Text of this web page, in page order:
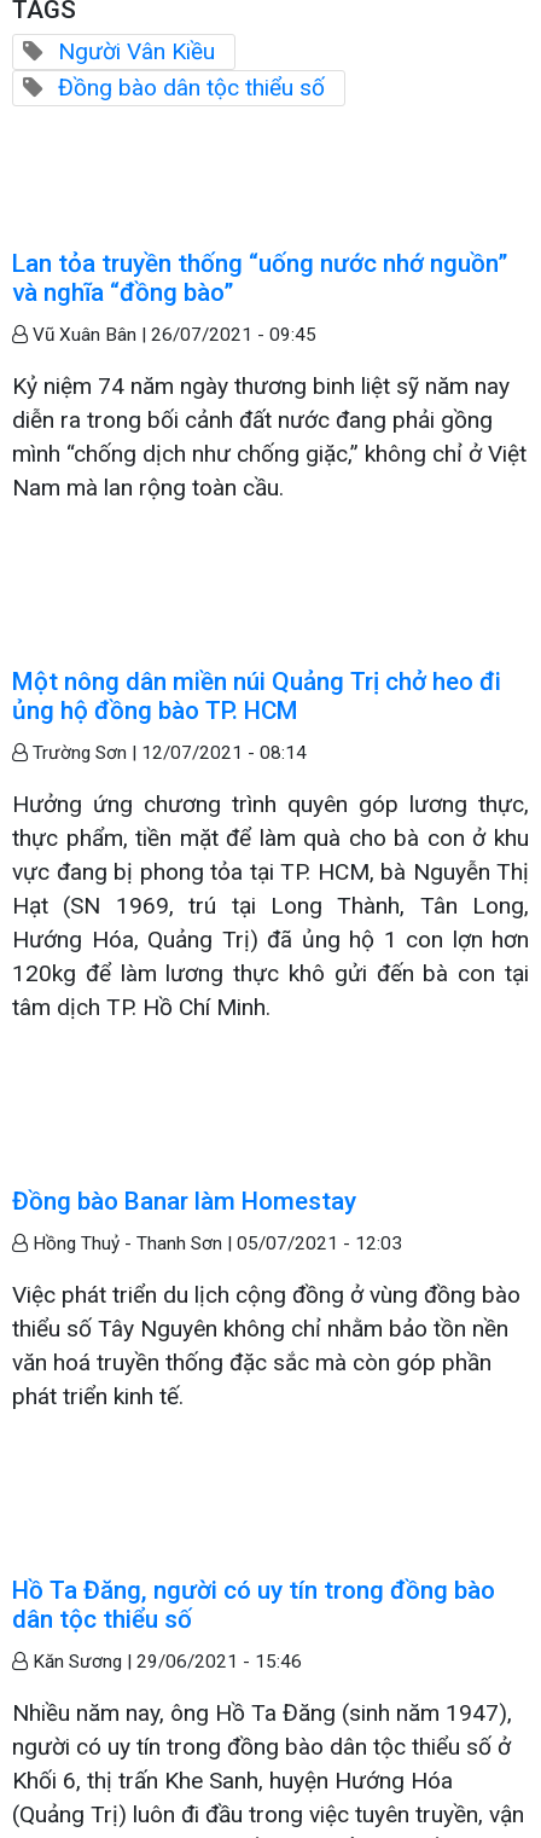
TAGS
Người Vân Kiều
Đồng bào dân tộc thiểu số
Lan tỏa truyền thống “uống nước nhớ nguồn”
và nghĩa “đồng bào”
Vũ Xuân Bân | 26/07/2021 - 09:45
Kỷ niệm 74 năm ngày thương binh liệt sỹ năm nay
diễn ra trong bối cảnh đất nước đang phải gồng
mình “chống dịch như chống giặc,” không chỉ ở Việt
Nam mà lan rộng toàn cầu.
Một nông dân miền núi Quảng Trị chở heo đi
ủng hộ đồng bào TP. HCM
Trường Sơn | 12/07/2021 - 08:14
Hưởng ứng chương trình quyên góp lương thực,
thực phẩm, tiền mặt để làm quà cho bà con ở khu
vực đang bị phong tỏa tại TP. HCM, bà Nguyễn Thị
Hạt (SN 1969, trú tại Long Thành, Tân Long,
Hướng Hóa, Quảng Trị) đã ủng hộ 1 con lợn hơn
120kg để làm lương thực khô gửi đến bà con tại
tâm dịch TP. Hồ Chí Minh.
Đồng bào Banar làm Homestay
Hồng Thuỷ - Thanh Sơn | 05/07/2021 - 12:03
Việc phát triển du lịch cộng đồng ở vùng đồng bào
thiểu số Tây Nguyên không chỉ nhằm bảo tồn nền
văn hoá truyền thống đặc sắc mà còn góp phần
phát triển kinh tế.
Hồ Ta Đăng, người có uy tín trong đồng bào
dân tộc thiểu số
Kăn Sương | 29/06/2021 - 15:46
Nhiều năm nay, ông Hồ Ta Đăng (sinh năm 1947),
người có uy tín trong đồng bào dân tộc thiểu số ở
Khối 6, thị trấn Khe Sanh, huyện Hướng Hóa
(Quảng Trị) luôn đi đầu trong việc tuyên truyền, vận